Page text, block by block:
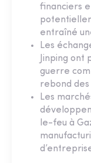
financiers
entraîné
Les
Jinping
guerre
rebond des
Les
le-feu à